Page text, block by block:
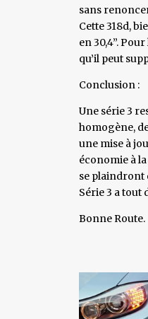
sans
Cette 318d,
en 30,4”.
qu’il peut
Conclusion :
Une série 3
homogène,
une mise à
économie à
se plaindront
Série 3 a tout
Bonne Route.